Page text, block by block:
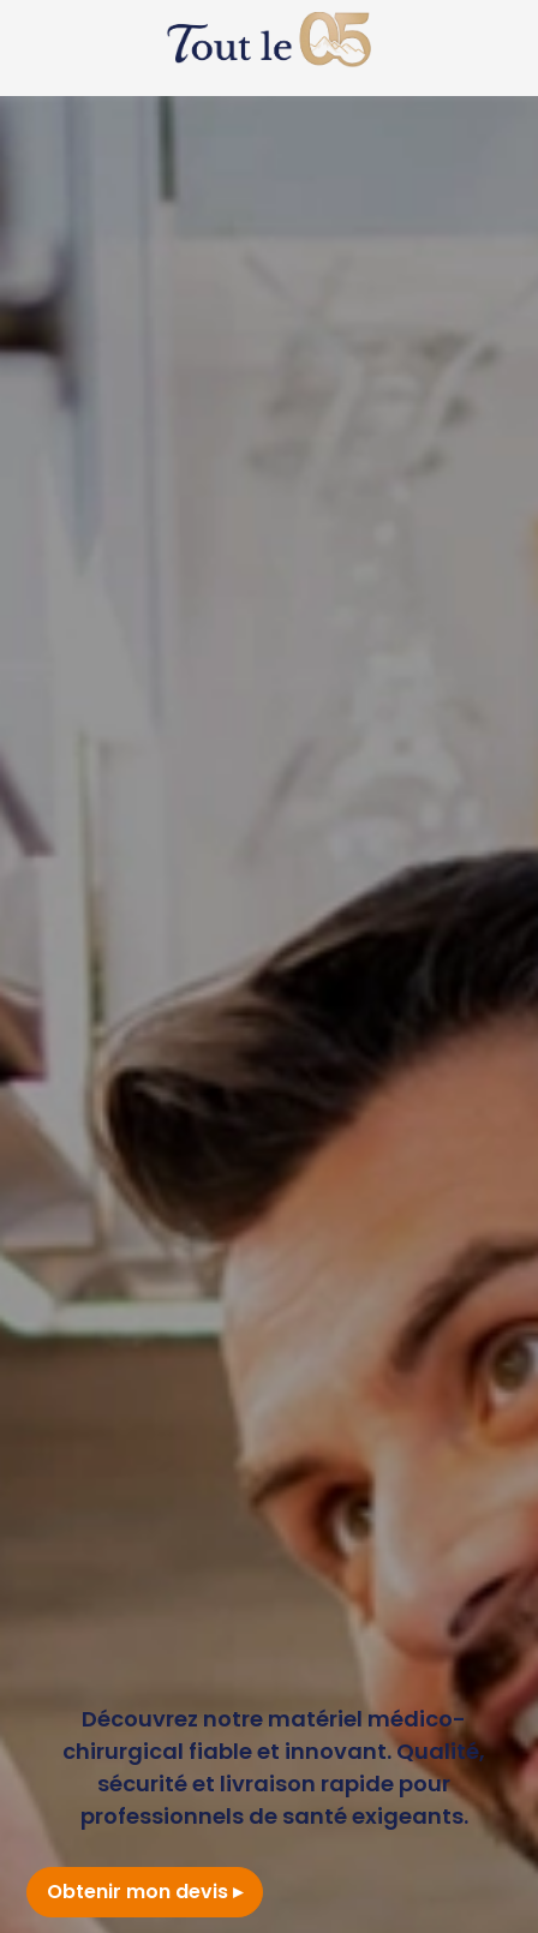
Découvrez notre matériel médico-
chirurgical fiable et innovant. Qualité,
sécurité et livraison rapide pour
professionnels de santé exigeants.
Obtenir mon devis